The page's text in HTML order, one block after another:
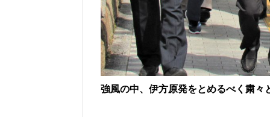
強風の中、伊方原発をとめるべく粛々